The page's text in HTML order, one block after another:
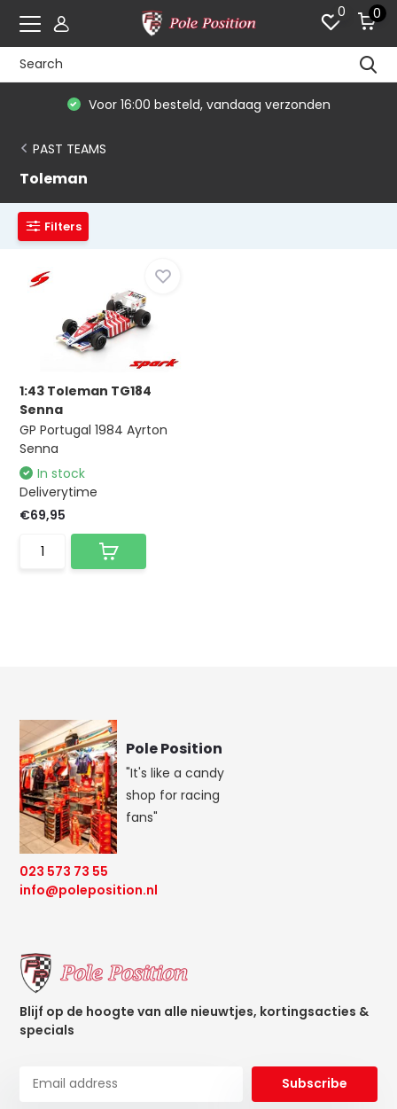
0 0
Voor 16:00 besteld, vandaag verzonden
PAST TEAMS
Toleman
Filters
1:43 Toleman TG184
Senna
GP Portugal 1984 Ayrton
Senna
In stock
Deliverytime
€69,95
Pole Position
"It's like a candy
shop for racing
fans"
023 573 73 55
info@poleposition.nl
Blijf op de hoogte van alle nieuwtjes, kortingsacties &
specials
Subscribe